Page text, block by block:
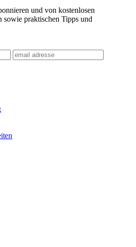
und von kostenlosen
praktischen Tipps und